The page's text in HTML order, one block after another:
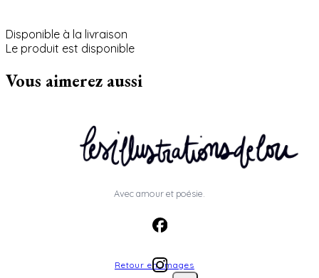
Disponible à la livraison
Le produit est disponible
Vous aimerez aussi
Avec amour et poésie.
Retour en images